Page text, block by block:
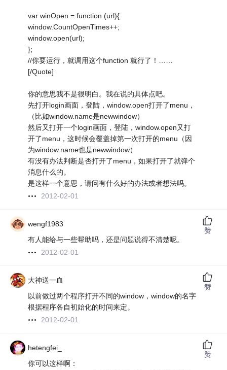
var winOpen = function (url){
window.CountOpenTimes++;
window.open(url);
};
//你要运行，就调用这个function 就行了！……
[/Quote]
你的意思我不是很明白。我在说的具体点吧。
先打开login画面，登陆，window.open打开了menu，
（比如window.name是newwindow）
然后又打开一个login画面，登陆，window.open又打
开了menu，这时候会覆盖掉第一次打开的menu（因
为window.name也是newwindow）
有没有办法判断是否打开了menu，如果打开了就弹个
消息什么的。
是这样一个意思，请问有什么好的办法或者想法吗。
2012-02-01
wengf1983
有人能给与一些帮助吗，还是问题说得不清楚呢。
2012-02-01
赞
大神送一血
以前做过两个程序打开不同的window，window的名字
根据程序各自初始化的时间来定。
2012-02-01
赞
hetengfei_
你可以这样啊：
赞